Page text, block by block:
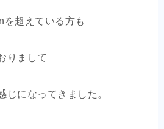
超えている方も
りまして
じになってきました。